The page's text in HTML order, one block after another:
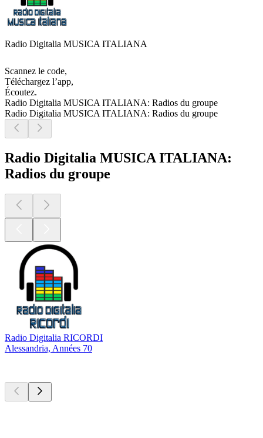
Radio Digitalia MUSICA ITALIANA
Scannez le code,
Téléchargez l’app,
Écoutez.
Radio Digitalia MUSICA ITALIANA: Radios du groupe
Radio Digitalia MUSICA ITALIANA: Radios du groupe
Radio Digitalia MUSICA ITALIANA:
Radios du groupe
Radio Digitalia RICORDI
Alessandria, Années 70